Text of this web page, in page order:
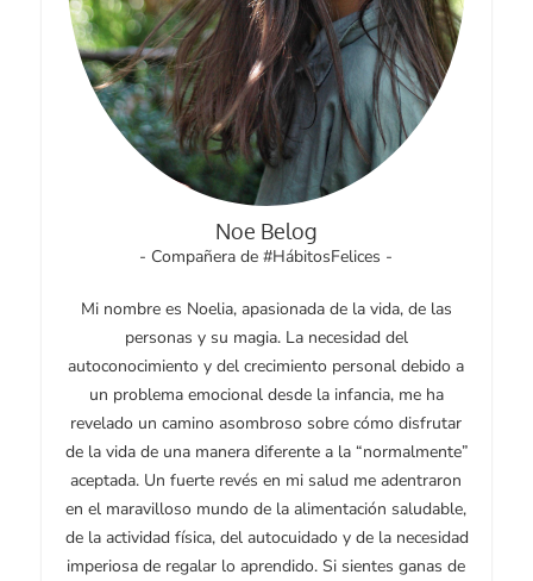
Noe Belog
- Compañera de #HábitosFelices -
Mi nombre es Noelia, apasionada de la vida, de las
personas y su magia. La necesidad del
autoconocimiento y del crecimiento personal debido a
un problema emocional desde la infancia, me ha
revelado un camino asombroso sobre cómo disfrutar
de la vida de una manera diferente a la “normalmente”
aceptada. Un fuerte revés en mi salud me adentraron
en el maravilloso mundo de la alimentación saludable,
de la actividad física, del autocuidado y de la necesidad
imperiosa de regalar lo aprendido. Si sientes ganas de